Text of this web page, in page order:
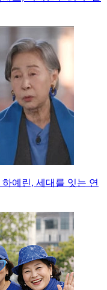
예린, 세대를 잇는 연